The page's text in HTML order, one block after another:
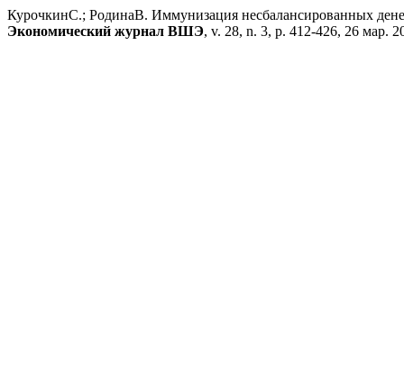
КурочкинС.; РодинаВ. Иммунизация несбалансированных
Экономический журнал ВШЭ, v. 28, n. 3, p. 412-426, 26 мар.